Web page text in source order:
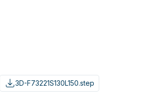
3D-F73221S130L150.step